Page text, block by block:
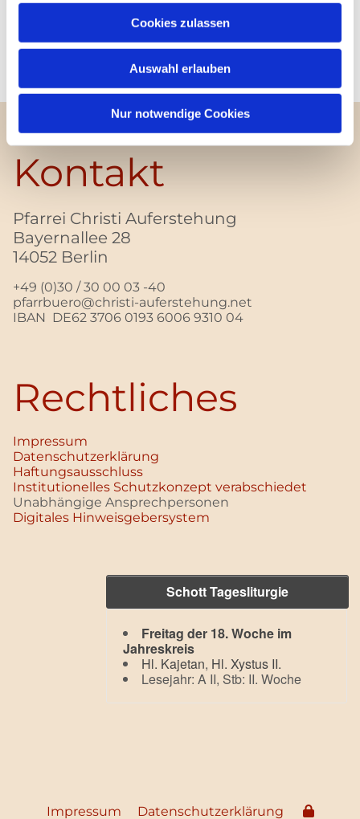
Cookies zulassen
Auswahl erlauben
Nur notwendige Cookies
Kontakt
Pfarrei Christi Auferstehung
Bayernallee 28
14052 Berlin
+49 (0)30 / 30 00 03 -40
pfarrbuero@christi-auferstehung.net
IBAN DE62 3706 0193 6006 9310 04
Rechtliches
Impressum
Datenschutz­erklärung
Haftungsausschluss
Institutionelles Schutzkonzept verabschiedet
Unabhängige Ansprechpersonen
Digitales Hinweisgebersystem
Schott Tagesliturgie
Freitag der 18. Woche im
Jahreskreis
Hl. Kajetan, Hl. Xystus II.
Lesejahr: A II, Stb: II. Woche
Impressum Datenschutzerklärung